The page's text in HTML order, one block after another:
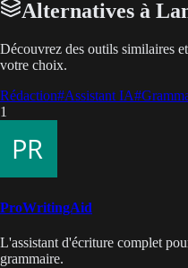
Alternatives à
Découvrez des outils similaires
votre choix.
Rédaction#Assistant IA#
1
ProWritingAid
L'assistant d'écriture complet
grammaire.